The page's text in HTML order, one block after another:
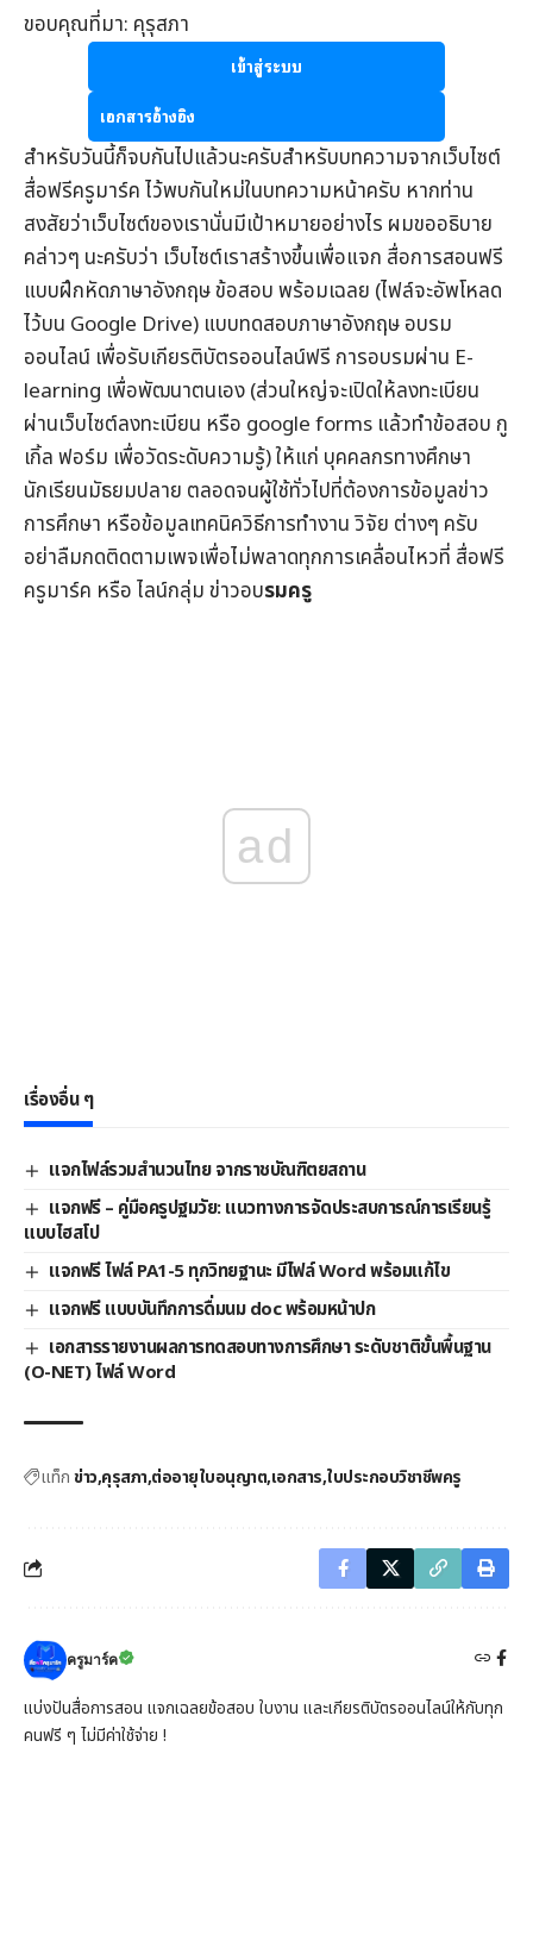
ขอบคุณที่มา: คุรุสภา
เข้าสู่ระบบ
เอกสารอ้างอิง
สำหรับวันนี้ก็จบกันไปแล้วนะครับสำหรับบทความจากเว็บไซต์
สื่อฟรีครูมาร์คไว้พบกันใหม่ในบทความหน้าครับ หากท่าน
สงสัยว่าเว็บไซต์ของเรานั่นมีเป้าหมายอย่างไร ผมขออธิบาย
คล่าวๆ นะครับว่า เว็บไซต์เราสร้างขึ้นเพื่อแจก สื่อการสอนฟรี
แบบฝึกหัดภาษาอังกฤษข้อสอบพร้อมเฉลย (ไฟล์จะอัพโหลด
ไว้บน Google Drive) แบบทดสอบภาษาอังกฤษอบรม
ออนไลน์ เพื่อรับเกียรติบัตรออนไลน์ฟรี การอบรมผ่าน E-
learning เพื่อพัฒนาตนเอง (ส่วนใหญ่จะเปิดให้ลงทะเบียน
ผ่านเว็บไซต์ลงทะเบียน หรือ google forms แล้วทำข้อสอบ กู
เกิ้ล ฟอร์ม เพื่อวัดระดับความรู้) ให้แก่ บุคคลกรทางศึกษา
นักเรียนมัธยมปลาย ตลอดจนผู้ใช้ทั่วไปที่ต้องการข้อมูลข่าว
การศึกษา หรือข้อมูลเทคนิควิธีการทำงาน วิจัย ต่างๆ ครับ
อย่าลืมกดติดตามเพจเพื่อไม่พลาดทุกการเคลื่อนไหวที่ สื่อฟรี
ครูมาร์ค หรือ ไลน์กลุ่มข่าวอบรมครู
ad
เรื่องอื่น ๆ
แจกไฟล์รวมสำนวนไทย จากราชบัณฑิตยสถาน
แจกฟรี – คู่มือครูปฐมวัย: แนวทางการจัดประสบการณ์การเรียนรู้
แบบไฮสโป
แจกฟรี ไฟล์ PA1-5 ทุกวิทยฐานะ มีไฟล์ Word พร้อมแก้ไข
แจกฟรี แบบบันทึกการดื่มนม doc พร้อมหน้าปก
เอกสารรายงานผลการทดสอบทางการศึกษา ระดับชาติขั้นพื้นฐาน
(O-NET) ไฟล์ Word
แท็กข่าว คุรุสภา ต่ออายุใบอนุญาต เอกสาร ใบประกอบวิชาชีพครู
ครูมาร์ค
แบ่งปันสื่อการสอน แจกเฉลยข้อสอบ ใบงาน และเกียรติบัตรออนไลน์ให้กับทุก
คนฟรี ๆ ไม่มีค่าใช้จ่าย !